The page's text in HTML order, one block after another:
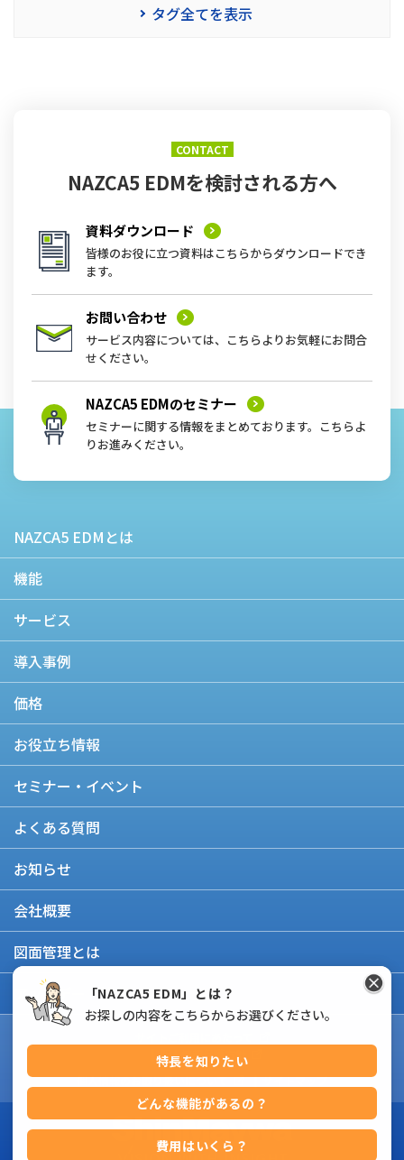
タグ全てを表示
CONTACT
NAZCA5 EDMを検討される方へ
資料ダウンロード
皆様のお役に立つ資料はこちらからダウンロードでき
ます。
お問い合わせ
サービス内容については、こちらよりお気軽にお問合
せください。
NAZCA5 EDMのセミナー
セミナーに関する情報をまとめております。こちらよ
りお進みください。
NAZCA5 EDMとは
機能
サービス
導入事例
価格
お役立ち情報
セミナー・イベント
よくある質問
お知らせ
会社概要
図面管理とは
アップデート情報
個人情報保護方針
個人情報のお取り扱いについて
サイトマップ
「NAZCA5 EDM」とは？
お探しの内容をこちらからお選びください。
特長を知りたい
どんな機能があるの？
費用はいくら？